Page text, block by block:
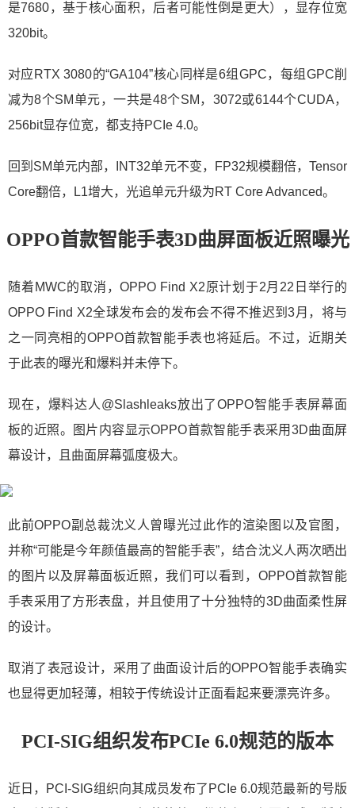
是7680，基于核心面积，后者可能性倒是更大），显存位宽
320bit。
对应RTX 3080的“GA104”核心同样是6组GPC，每组GPC削
减为8个SM单元，一共是48个SM，3072或6144个CUDA，
256bit显存位宽，都支持PCIe 4.0。
回到SM单元内部，INT32单元不变，FP32规模翻倍，Tensor
Core翻倍，L1增大，光追单元升级为RT Core Advanced。
OPPO首款智能手表3D曲屏面板近照曝光
随着MWC的取消，OPPO Find X2原计划于2月22日举行的
OPPO Find X2全球发布会的发布会不得不推迟到3月，将与
之一同亮相的OPPO首款智能手表也将延后。不过，近期关
于此表的曝光和爆料并未停下。
现在，爆料达人@Slashleaks放出了OPPO智能手表屏幕面
板的近照。图片内容显示OPPO首款智能手表采用3D曲面屏
幕设计，且曲面屏幕弧度极大。
此前OPPO副总裁沈义人曾曝光过此作的渲染图以及官图，
并称“可能是今年颜值最高的智能手表”，结合沈义人两次晒出
的图片以及屏幕面板近照，我们可以看到，OPPO首款智能
手表采用了方形表盘，并且使用了十分独特的3D曲面柔性屏
的设计。
取消了表冠设计，采用了曲面设计后的OPPO智能手表确实
也显得更加轻薄，相较于传统设计正面看起来要漂亮许多。
PCI-SIG组织发布PCIe 6.0规范的版本
近日，PCI-SIG组织向其成员发布了PCIe 6.0规范最新的号版